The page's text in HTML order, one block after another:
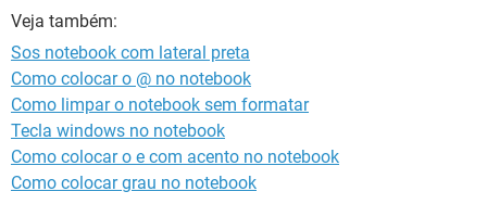
INSTAGRAM
GUIA DE COMPRAS
Veja também:
Sos notebook com lateral preta
Como colocar o @ no notebook
Como limpar o notebook sem formatar
Tecla windows no notebook
Como colocar o e com acento no notebook
Como colocar grau no notebook